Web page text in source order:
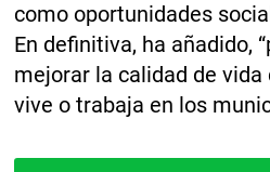
como oportunidades
En definitiva, ha añadido,
mejorar la calidad de vida
vive o trabaja en los